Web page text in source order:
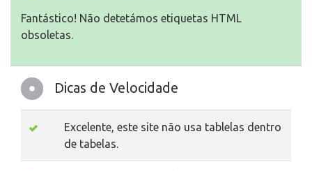
Fantástico! Não detetámos etiquetas HTML
obsoletas.
Dicas de Velocidade
Excelente, este site não usa tablelas dentro
de tabelas.